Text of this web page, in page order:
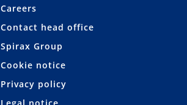
Careers
Contact head office
Spirax Group
Cookie notice
Privacy policy